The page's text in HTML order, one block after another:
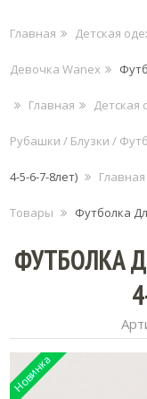
Главная Детская
Девочка Wanex
Главная Детская
Рубашки / Блузки /
4-5-6-7-8лет) Главная
Товары Футболка
ФУТБОЛКА